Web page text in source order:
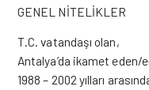
GENEL NİTELİKLER
T.C. vatandaşı olan,
Antalya’da ikamet eden/
1988 – 2002 yılları